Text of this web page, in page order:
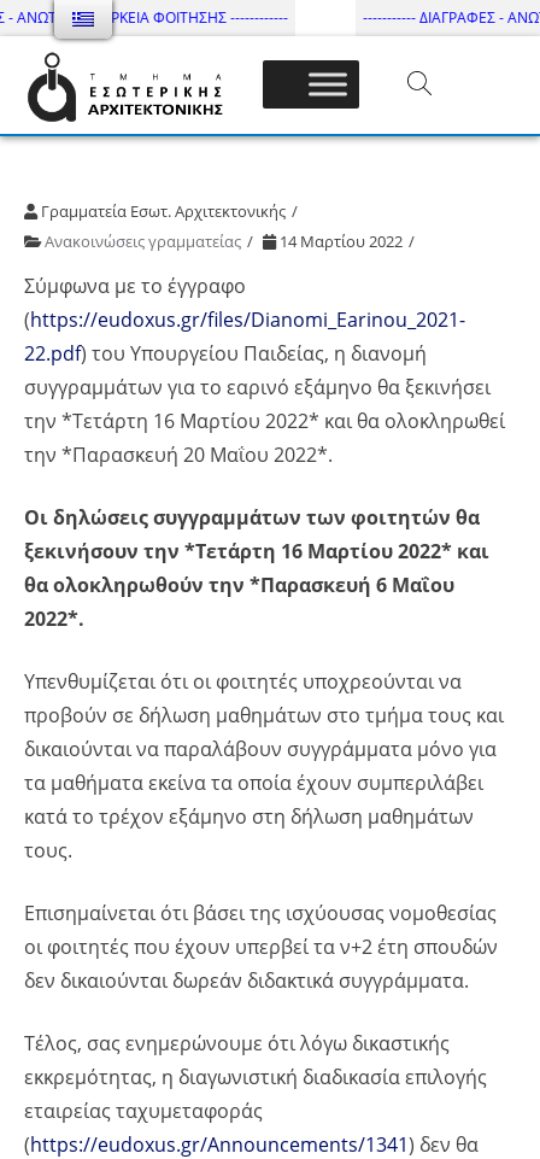
ΔΙΑΡΚΕΙΑ ΦΟΙΤΗΣΗΣ ------------ ----------- ΔΙΑΓΡΑΦΕΣ -
Τμήμα Εσωτ. Αρχιτεκτονικής – ΔΙ.ΠΑ.Ε
Γραμματεία Εσωτ. Αρχιτεκτονικής
Ανακοινώσεις γραμματείας
14 Μαρτίου 2022
Σύμφωνα με το έγγραφο
(https://eudoxus.gr/files/Dianomi_Earinou_2021-
22.pdf) του Υπουργείου Παιδείας, η διανομή
συγγραμμάτων για το εαρινό εξάμηνο θα ξεκινήσει
την *Τετάρτη 16 Μαρτίου 2022* και θα ολοκληρωθεί
την *Παρασκευή 20 Μαΐου 2022*.
Οι δηλώσεις συγγραμμάτων των φοιτητών θα
ξεκινήσουν την *Τετάρτη 16 Μαρτίου 2022* και
θα ολοκληρωθούν την *Παρασκευή 6 Μαΐου
2022*.
Υπενθυμίζεται ότι οι φοιτητές υποχρεούνται να
προβούν σε δήλωση μαθημάτων στο τμήμα τους και
δικαιούνται να παραλάβουν συγγράμματα μόνο για
τα μαθήματα εκείνα τα οποία έχουν συμπεριλάβει
κατά το τρέχον εξάμηνο στη δήλωση μαθημάτων
τους.
Επισημαίνεται ότι βάσει της ισχύουσας νομοθεσίας
οι φοιτητές που έχουν υπερβεί τα ν+2 έτη σπουδών
δεν δικαιούνται δωρεάν διδακτικά συγγράμματα.
Τέλος, σας ενημερώνουμε ότι λόγω δικαστικής
εκκρεμότητας, η διαγωνιστική διαδικασία επιλογής
εταιρείας ταχυμεταφοράς
(https://eudoxus.gr/Announcements/1341) δεν θα